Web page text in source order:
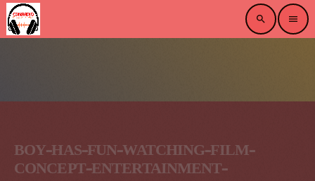
search menu
BOY-HAS-FUN-WATCHING-FILM-
CONCEPT-ENTERTAINMENT-